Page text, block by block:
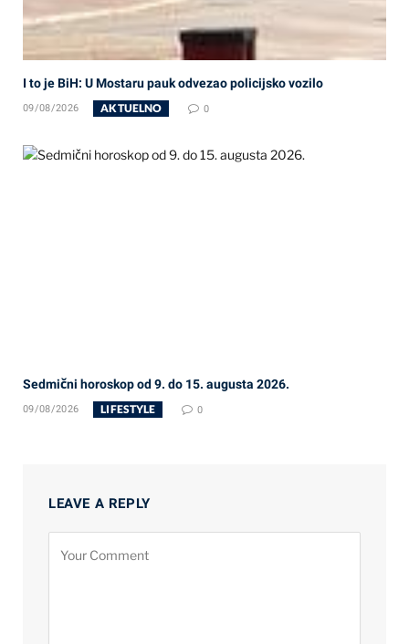
I to je BiH: U Mostaru pauk odvezao policijsko vozilo
09/08/2026 AKTUELNO 0
Sedmični horoskop od 9. do 15. augusta 2026.
09/08/2026 LIFESTYLE 0
LEAVE A REPLY